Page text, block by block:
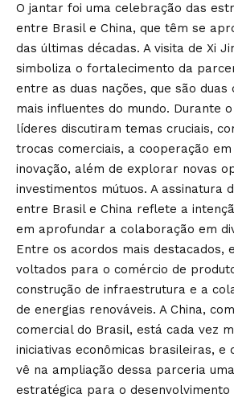
O jantar foi uma celebração das
entre Brasil e China, que têm se
das últimas décadas. A visita de Xi
simboliza o fortalecimento da
entre as duas nações, que são duas
mais influentes do mundo. Durante
líderes discutiram temas cruciais,
trocas comerciais, a cooperação
inovação, além de explorar novas
investimentos mútuos. A assinatura
entre Brasil e China reflete a
em aprofundar a colaboração em
Entre os acordos mais destacados,
voltados para o comércio de
construção de infraestrutura e a
de energias renováveis. A China,
comercial do Brasil, está cada vez
iniciativas econômicas brasileiras, e
vê na ampliação dessa parceria
estratégica para o desenvolvimento